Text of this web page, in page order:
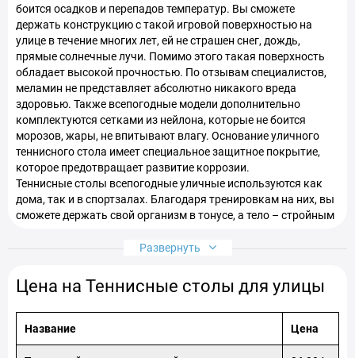
боится осадков и перепадов температур. Вы сможете
держать конструкцию с такой игровой поверхностью на
улице в течение многих лет, ей не страшен снег, дождь,
прямые солнечные лучи. Помимо этого такая поверхность
обладает высокой прочностью. По отзывам специалистов,
меламин не представляет абсолютно никакого вреда
здоровью. Также всепогодные модели дополнительно
комплектуются сетками из нейлона, которые не боится
морозов, жары, не впитывают влагу. Основание уличного
теннисного стола имеет специальное защитное покрытие,
которое предотвращает развитие коррозии.
Теннисные столы всепогодные уличные используются как
дома, так и в спортзалах. Благодаря тренировкам на них, вы
сможете держать свой организм в тонусе, а тело – стройным
У нас представлены качественные и популярные Теннисные
большом ассортименте.
уличный в Украине
Развернуть
Цена на Теннисные столы для улицы
Название Цена